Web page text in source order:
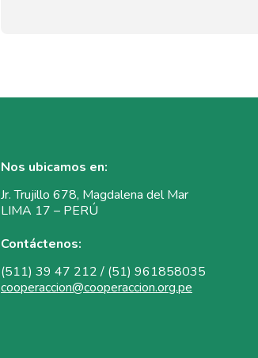
Nos ubicamos en:
Jr. Trujillo 678, Magdalena del Mar
LIMA 17 – PERÚ
Contáctenos:
(511) 39 47 212 / (51) 961858035
cooperaccion@cooperaccion.org.pe